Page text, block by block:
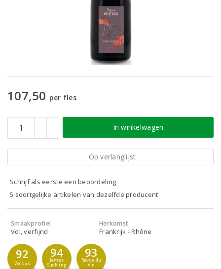
107,50 per fles
In winkelwagen
Op verlanglijst
Schrijf als eerste een beoordeling
5 soortgelijke artikelen van dezelfde producent
Smaakprofiel
Vol, verfijnd
Herkomst
Frankrijk - Rhône
92
Vinous
94
James
Suckling
93
Revue du
Vin